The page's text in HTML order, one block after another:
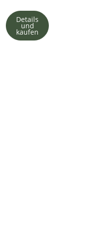
Details
und
kaufen